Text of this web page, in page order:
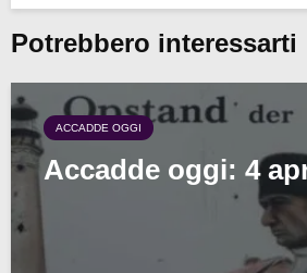
Potrebbero interessarti
ACCADDE OGGI
Accadde oggi: 4